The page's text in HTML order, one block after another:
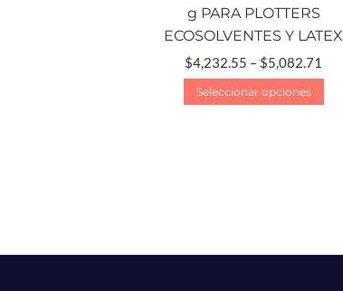
g PARA PLOTTERS
ECOSOLVENTES Y LATEX
$4,232.55 – $5,082.71
Seleccionar opciones